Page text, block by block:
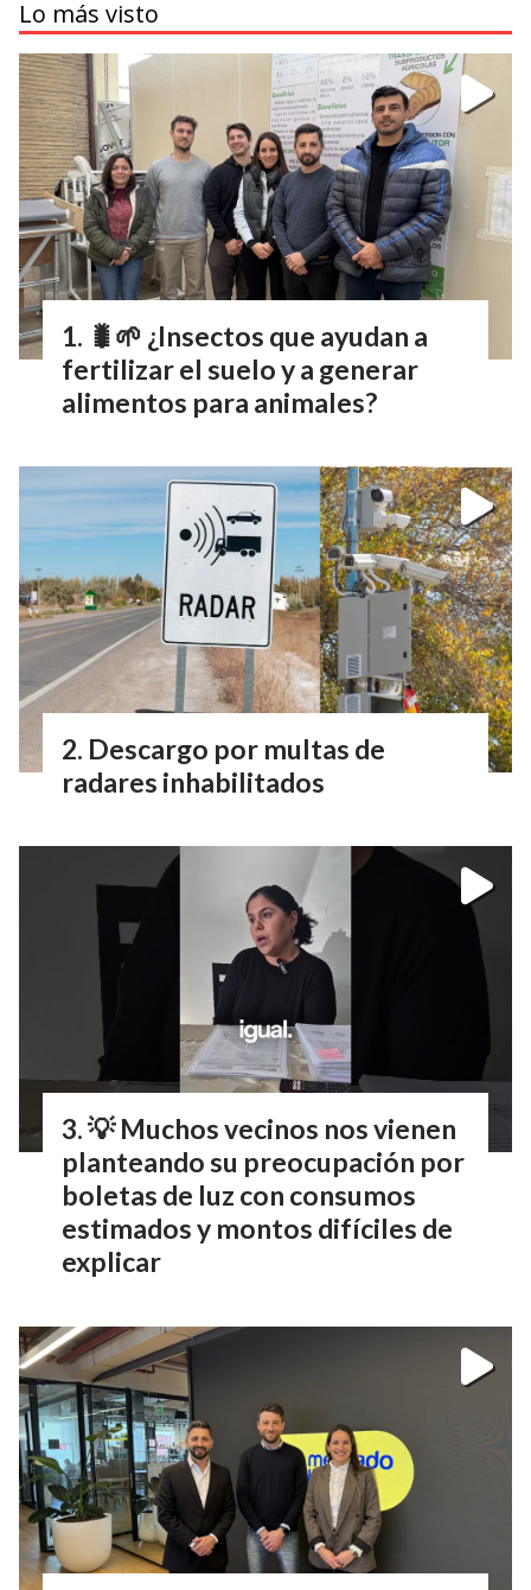
Lo más visto
🐛🌱 ¿Insectos que ayudan a
fertilizar el suelo y a generar
alimentos para animales?
Descargo por multas de
radares inhabilitados
💡 Muchos vecinos nos vienen
planteando su preocupación por
boletas de luz con consumos
estimados y montos difíciles de
explicar